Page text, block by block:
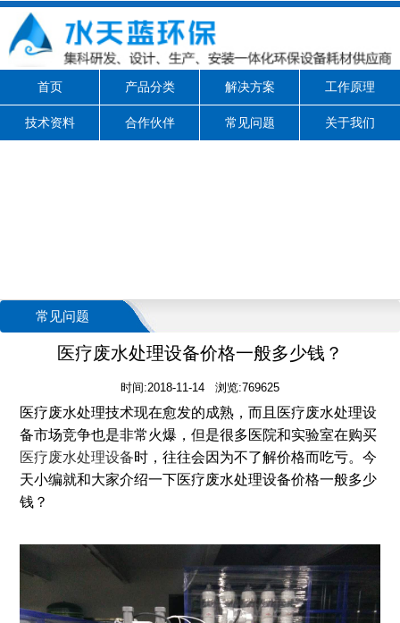
首页 产品分类 解决方案 工作原理
技术资料 合作伙伴 常见问题 关于我们
常见问题
医疗废水处理设备价格一般多少钱？
时间:2018-11-14 浏览:769625
医疗废水处理技术现在愈发的成熟，而且医疗废水处理设
备市场竞争也是非常火爆，但是很多医院和实验室在购买
医疗废水处理设备时，往往会因为不了解价格而吃亏。今
天小编就和大家介绍一下医疗废水处理设备价格一般多少
钱？